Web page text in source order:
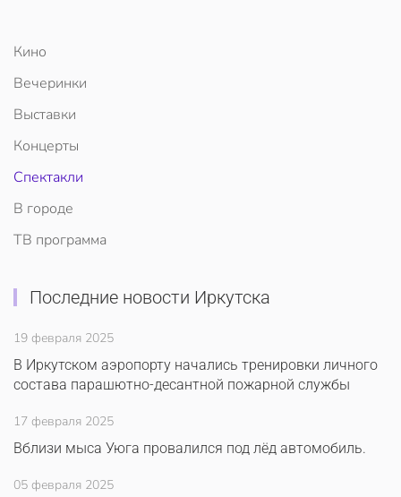
Кино
Вечеринки
Выставки
Концерты
Спектакли
В городе
ТВ программа
Последние новости Иркутска
19 февраля 2025
В Иркутском аэропорту начались тренировки личного
состава парашютно-десантной пожарной службы
17 февраля 2025
Вблизи мыса Уюга провалился под лёд автомобиль.
05 февраля 2025